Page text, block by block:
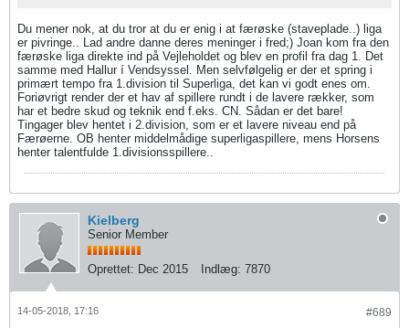
Du mener nok, at du tror at du er enig i at færøske (staveplade..) liga
er pivringe.. Lad andre danne deres meninger i fred;) Joan kom fra den
færøske liga direkte ind på Vejleholdet og blev en profil fra dag 1. Det
samme med Hallur í Vendsyssel. Men selvfølgelig er der et spring i
primært tempo fra 1.division til Superliga, det kan vi godt enes om.
Foriøvrigt render der et hav af spillere rundt i de lavere rækker, som
har et bedre skud og teknik end f.eks. CN. Sådan er det bare!
Tingager blev hentet i 2.division, som er et lavere niveau end på
Færøerne. OB henter middelmådige superligaspillere, mens Horsens
henter talentfulde 1.divisionsspillere..
Kielberg
Senior Member
Oprettet: Dec 2015 Indlæg: 7870
#689
14-05-2018, 17:16